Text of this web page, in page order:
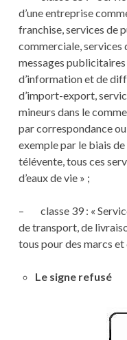
d’une entreprise
franchise, services de
commerciale, services
messages
d’information et de
d’import-export,
mineurs dans le
par correspondance
exemple par le biais
télévente, tous ces
d’eaux de vie » ;
– classe 39 : «
de transport, de
tous pour des marcs et
Le signe refusé